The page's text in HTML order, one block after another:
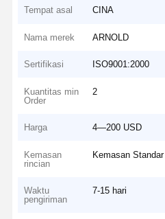
Tempat asal CINA
Nama merek ARNOLD
Sertifikasi ISO9001:2000
Kuantitas min
Order
2
Harga 4—200 USD
Kemasan
rincian
Kemasan Standar
Waktu
pengiriman
7-15 hari